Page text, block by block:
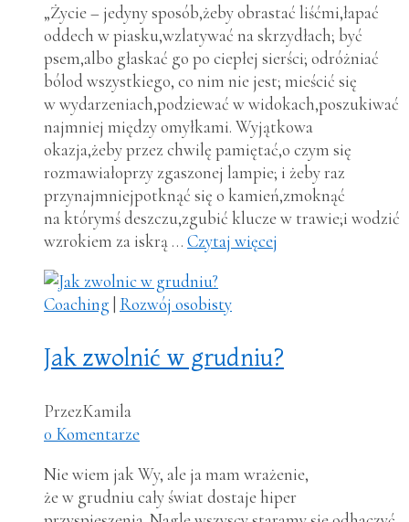
„Życie – jedyny sposób,żeby obrastać liśćmi,łapać
oddech w piasku,wzlatywać na skrzydłach; być
psem,albo głaskać go po ciepłej sierści; odróżniać
bólod wszystkiego, co nim nie jest; mieścić się
w wydarzeniach,podziewać w widokach,poszukiwać
najmniej między omyłkami. Wyjątkowa
okazja,żeby przez chwilę pamiętać,o czym się
rozmawiałoprzy zgaszonej lampie; i żeby raz
przynajmniejpotknąć się o kamień,zmoknąć
na którymś deszczu,zgubić klucze w trawie;i wodzić
wzrokiem za iskrą … Czytaj więcej
Coaching Rozwój osobisty
Jak zwolnić w grudniu?
PrzezKamila
0 Komentarze
Nie wiem jak Wy, ale ja mam wrażenie,
że w grudniu cały świat dostaje hiper